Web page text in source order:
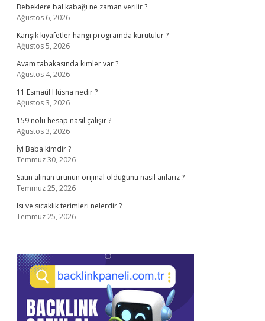
Bebeklere bal kabağı ne zaman verilir ?
Ağustos 6, 2026
Karışık kıyafetler hangi programda kurutulur ?
Ağustos 5, 2026
Avam tabakasında kimler var ?
Ağustos 4, 2026
11 Esmaül Hüsna nedir ?
Ağustos 3, 2026
159 nolu hesap nasıl çalışır ?
Ağustos 3, 2026
İyi Baba kimdir ?
Temmuz 30, 2026
Satın alınan ürünün orijinal olduğunu nasıl anlarız ?
Temmuz 25, 2026
Isı ve sıcaklık terimleri nelerdir ?
Temmuz 25, 2026